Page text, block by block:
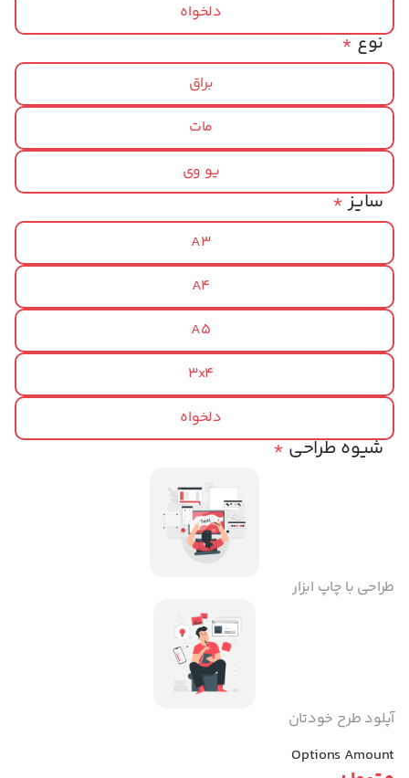
دلخواه
*نوع
براق
مات
یو وی
*سایز
A3
A4
A5
3x4
دلخواه
*شیوه طراحی
طراحی با چاپ ابزار
آپلود طرح خودتان
Options Amount